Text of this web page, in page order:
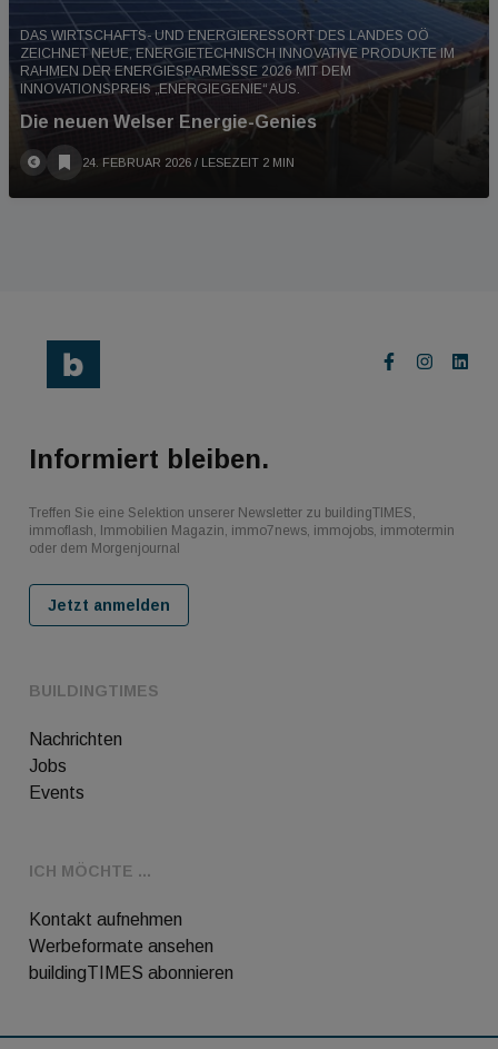
DAS WIRTSCHAFTS- UND ENERGIERESSORT DES LANDES OÖ
ZEICHNET NEUE, ENERGIETECHNISCH INNOVATIVE PRODUKTE IM
RAHMEN DER ENERGIESPARMESSE 2026 MIT DEM
INNOVATIONSPREIS „ENERGIEGENIE“ AUS.
Die neuen Welser Energie-Genies
24. FEBRUAR 2026 / LESEZEIT 2 MIN
BUILDINGTIMES
Nachrichten
Jobs
Events
ICH MÖCHTE ...
Kontakt aufnehmen
Werbeformate ansehen
buildingTIMES abonnieren
Informiert bleiben.
Treffen Sie eine Selektion unserer Newsletter zu buildingTIMES,
immoflash, Immobilien Magazin, immo7news, immojobs, immotermin
oder dem Morgenjournal
Jetzt anmelden